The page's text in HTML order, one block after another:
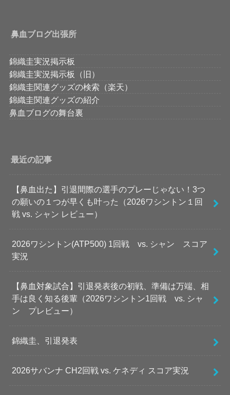
鼻血ブログ出張所
錦織圭実況掲示板
錦織圭実況掲示板（旧）
錦織圭関連グッズの検索（楽天）
錦織圭関連グッズの紹介
鼻血ブログの舞台裏
最近の記事
【鼻血出た】引退間際の選手のプレーじゃない！3つ
の願いの１つが早くも叶った（2026ワシントン１回
戦 vs. シャン レビュー）
2026ワシントン(ATP500) 1回戦 vs. シャン スコア
実況
【鼻血対象試合】引退発表後の初戦、準備は万端、相
手は良く知る後輩（2026ワシントン1回戦 vs. シャ
ン プレビュー）
錦織圭、引退発表
2026サバンナ CH2回戦 vs. ケネディ スコア実況